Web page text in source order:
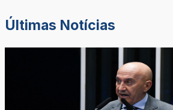
Últimas Notícias